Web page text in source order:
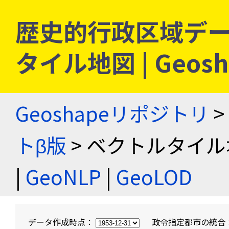
歴史的行政区域デ
タイル地図 |
Geoshapeリポジトリ >
トβ版 > ベクトルタイ
| GeoNLP | GeoLOD
データ作成時点： 政令指定都市の統